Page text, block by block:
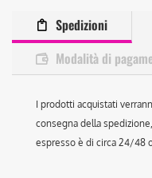
Spedizioni
Modalità di
I prodotti acquistati
consegna della
espresso è di circa 24/48